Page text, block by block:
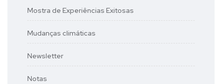
Mostra de Experiências Exitosas
Mudanças climáticas
Newsletter
Notas